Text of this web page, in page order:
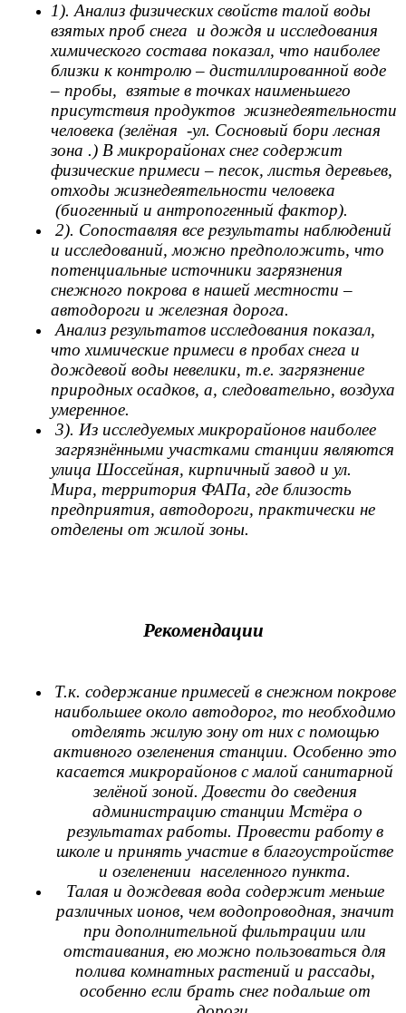
1). Анализ физических свойств талой воды
взятых проб снега и дождя и исследования
химического состава показал, что наиболее
близки к контролю – дистиллированной воде
– пробы, взятые в точках наименьшего
присутствия продуктов жизнедеятельности
человека (зелёная -ул. Сосновый бори лесная
зона .) В микрорайонах снег содержит
физические примеси – песок, листья деревьев,
отходы жизнедеятельности человека
(биогенный и антропогенный фактор).
2). Сопоставляя все результаты наблюдений
и исследований, можно предположить, что
потенциальные источники загрязнения
снежного покрова в нашей местности –
автодороги и железная дорога.
Анализ результатов исследования показал,
что химические примеси в пробах снега и
дождевой воды невелики, т.е. загрязнение
природных осадков, а, следовательно, воздуха
умеренное.
3). Из исследуемых микрорайонов наиболее
загрязнёнными участками станции являются
улица Шоссейная, кирпичный завод и ул.
Мира, территория ФАПа, где близость
предприятия, автодороги, практически не
отделены от жилой зоны.
Рекомендации
Т.к. содержание примесей в снежном покрове
наибольшее около автодорог, то необходимо
отделять жилую зону от них с помощью
активного озеленения станции. Особенно это
касается микрорайонов с малой санитарной
зелёной зоной. Довести до сведения
администрацию станции Мстёра о
результатах работы. Провести работу в
школе и принять участие в благоустройстве
и озеленении населенного пункта.
Талая и дождевая вода содержит меньше
различных ионов, чем водопроводная, значит
при дополнительной фильтрации или
отстаивания, ею можно пользоваться для
полива комнатных растений и рассады,
особенно если брать снег подальше от